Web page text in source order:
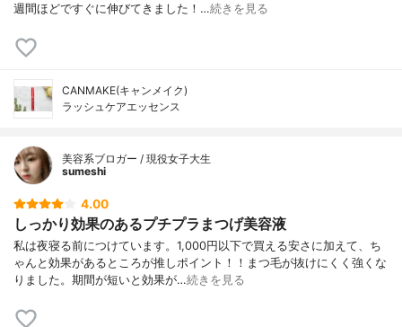
週間ほどですぐに伸びてきました！…続きを見る
CANMAKE(キャンメイク)
ラッシュケアエッセンス
美容系ブロガー / 現役女子大生
sumeshi
4.00
しっかり効果のあるプチプラまつげ美容液
私は夜寝る前につけています。1,000円以下で買える安さに加えて、ち
ゃんと効果があるところが推しポイント！！まつ毛が抜けにくく強くな
りました。期間が短いと効果が…続きを見る